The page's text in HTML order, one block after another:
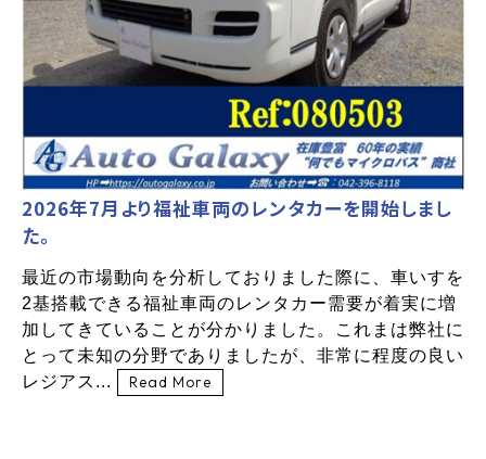
2026年7月より福祉車両のレンタカーを開始しまし
た。
最近の市場動向を分析しておりました際に、車いすを
2基搭載できる福祉車両のレンタカー需要が着実に増
加してきていることが分かりました。これまは弊社に
とって未知の分野でありましたが、非常に程度の良い
レジアス...
Read More